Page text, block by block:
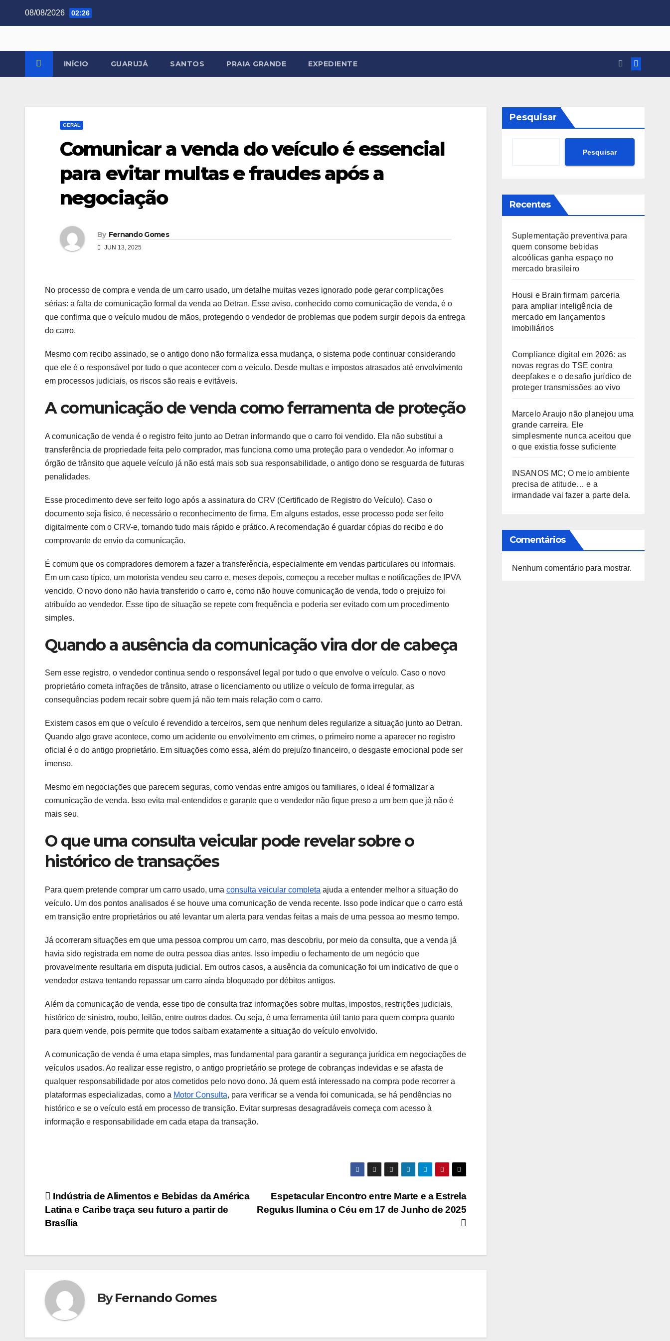
08/08/2026 02:26
INÍCIO GUARUJÁ SANTOS PRAIA GRANDE EXPEDIENTE
GERAL
Comunicar a venda do veículo é essencial
para evitar multas e fraudes após a
negociação
By Fernando Gomes
JUN 13, 2025
No processo de compra e venda de um carro usado, um detalhe muitas vezes ignorado pode gerar complicações
sérias: a falta de comunicação formal da venda ao Detran. Esse aviso, conhecido como comunicação de venda, é o
que confirma que o veículo mudou de mãos, protegendo o vendedor de problemas que podem surgir depois da entrega
do carro.
Mesmo com recibo assinado, se o antigo dono não formaliza essa mudança, o sistema pode continuar considerando
que ele é o responsável por tudo o que acontecer com o veículo. Desde multas e impostos atrasados até envolvimento
em processos judiciais, os riscos são reais e evitáveis.
A comunicação de venda como ferramenta de proteção
A comunicação de venda é o registro feito junto ao Detran informando que o carro foi vendido. Ela não substitui a
transferência de propriedade feita pelo comprador, mas funciona como uma proteção para o vendedor. Ao informar o
órgão de trânsito que aquele veículo já não está mais sob sua responsabilidade, o antigo dono se resguarda de futuras
penalidades.
Esse procedimento deve ser feito logo após a assinatura do CRV (Certificado de Registro do Veículo). Caso o
documento seja físico, é necessário o reconhecimento de firma. Em alguns estados, esse processo pode ser feito
digitalmente com o CRV-e, tornando tudo mais rápido e prático. A recomendação é guardar cópias do recibo e do
comprovante de envio da comunicação.
É comum que os compradores demorem a fazer a transferência, especialmente em vendas particulares ou informais.
Em um caso típico, um motorista vendeu seu carro e, meses depois, começou a receber multas e notificações de IPVA
vencido. O novo dono não havia transferido o carro e, como não houve comunicação de venda, todo o prejuízo foi
atribuído ao vendedor. Esse tipo de situação se repete com frequência e poderia ser evitado com um procedimento
simples.
Quando a ausência da comunicação vira dor de cabeça
Sem esse registro, o vendedor continua sendo o responsável legal por tudo o que envolve o veículo. Caso o novo
proprietário cometa infrações de trânsito, atrase o licenciamento ou utilize o veículo de forma irregular, as
consequências podem recair sobre quem já não tem mais relação com o carro.
Existem casos em que o veículo é revendido a terceiros, sem que nenhum deles regularize a situação junto ao Detran.
Quando algo grave acontece, como um acidente ou envolvimento em crimes, o primeiro nome a aparecer no registro
oficial é o do antigo proprietário. Em situações como essa, além do prejuízo financeiro, o desgaste emocional pode ser
imenso.
Mesmo em negociações que parecem seguras, como vendas entre amigos ou familiares, o ideal é formalizar a
comunicação de venda. Isso evita mal-entendidos e garante que o vendedor não fique preso a um bem que já não é
mais seu.
O que uma consulta veicular pode revelar sobre o
histórico de transações
Para quem pretende comprar um carro usado, uma consulta veicular completa ajuda a entender melhor a situação do
veículo. Um dos pontos analisados é se houve uma comunicação de venda recente. Isso pode indicar que o carro está
em transição entre proprietários ou até levantar um alerta para vendas feitas a mais de uma pessoa ao mesmo tempo.
Já ocorreram situações em que uma pessoa comprou um carro, mas descobriu, por meio da consulta, que a venda já
havia sido registrada em nome de outra pessoa dias antes. Isso impediu o fechamento de um negócio que
provavelmente resultaria em disputa judicial. Em outros casos, a ausência da comunicação foi um indicativo de que o
vendedor estava tentando repassar um carro ainda bloqueado por débitos antigos.
Além da comunicação de venda, esse tipo de consulta traz informações sobre multas, impostos, restrições judiciais,
histórico de sinistro, roubo, leilão, entre outros dados. Ou seja, é uma ferramenta útil tanto para quem compra quanto
para quem vende, pois permite que todos saibam exatamente a situação do veículo envolvido.
A comunicação de venda é uma etapa simples, mas fundamental para garantir a segurança jurídica em negociações de
veículos usados. Ao realizar esse registro, o antigo proprietário se protege de cobranças indevidas e se afasta de
qualquer responsabilidade por atos cometidos pelo novo dono. Já quem está interessado na compra pode recorrer a
plataformas especializadas, como a Motor Consulta, para verificar se a venda foi comunicada, se há pendências no
histórico e se o veículo está em processo de transição. Evitar surpresas desagradáveis começa com acesso à
informação e responsabilidade em cada etapa da transação.
Navegação
de
Espetacular Encontro entre Marte e a Estrela
Regulus Ilumina o Céu em 17 de Junho de 2025
Indústria de Alimentos e Bebidas da América
Latina e Caribe traça seu futuro a partir de
Brasília
ByFernando Gomes
Pesquisar
Pesquisar
Recentes
Suplementação preventiva para
quem consome bebidas
alcoólicas ganha espaço no
mercado brasileiro
Housi e Brain firmam parceria
para ampliar inteligência de
mercado em lançamentos
imobiliários
Compliance digital em 2026: as
novas regras do TSE contra
deepfakes e o desafio jurídico de
proteger transmissões ao vivo
Marcelo Araujo não planejou uma
grande carreira. Ele
simplesmente nunca aceitou que
o que existia fosse suficiente
INSANOS MC; O meio ambiente
precisa de atitude… e a
irmandade vai fazer a parte dela.
Comentários
Nenhum comentário para mostrar.